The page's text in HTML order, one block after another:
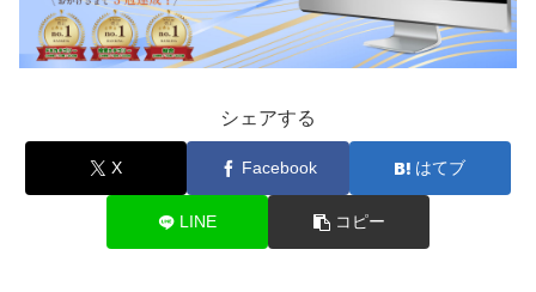
シェアする
X Facebook はてブ
LINE コピー